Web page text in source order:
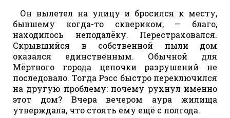
Он вылетел на улицу и бросился к месту,
бывшему когда-то сквериком, — благо,
находилось неподалёку. Перестраховался.
Скрывшийся в собственной пыли дом
оказался единственным. Обычной для
Мёртвого города цепочки разрушений не
последовало. Тогда Рэсс быстро переключился
на другую проблему: почему рухнул именно
этот дом? Вчера вечером аура жилища
утверждала, что стоять ему ещё с полгода.